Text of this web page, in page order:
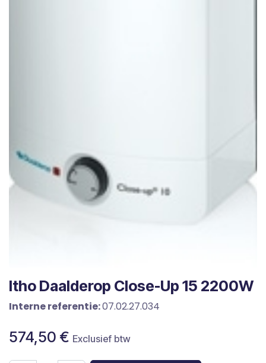
Itho Daalderop Close-Up 15 2200W
Interne referentie:07.02.27.034
574,50 € Exclusief btw